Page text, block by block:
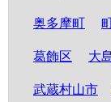
奥多摩町
葛飾区 大
武蔵村山市